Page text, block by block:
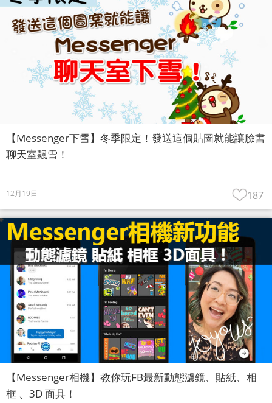
【Messenger下雪】冬季限定！發送這個貼圖就能讓臉書
聊天室飄雪！
12月19日 187
【Messenger相機】教你玩FB最新動態濾鏡、貼紙、相
框 、3D 面具！